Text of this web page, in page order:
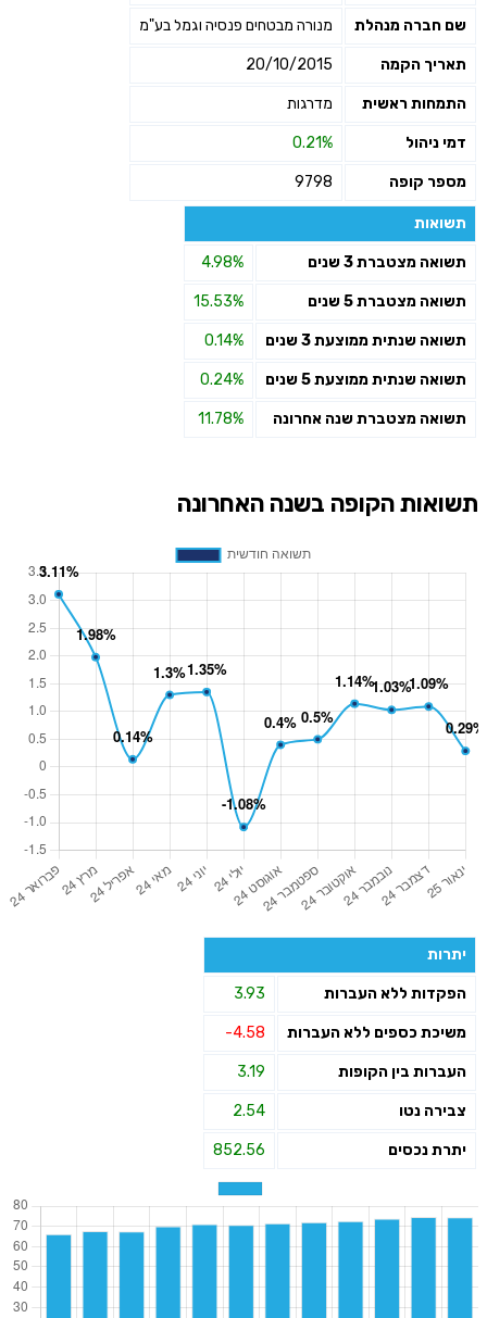
שם חברה מנהלת מנורה מבטחים פנסיה וגמל בע"מ
תאריך הקמה 20/10/2015
התמחות ראשית מדרגות
דמי ניהול 0.21%
מספר קופה 9798
תשואות
תשואה מצטברת 3 שנים 4.98%
תשואה מצטברת 5 שנים 15.53%
תשואה שנתית ממוצעת 3 שנים 0.14%
תשואה שנתית ממוצעת 5 שנים 0.24%
תשואה מצטברת שנה אחרונה 11.78%
תשואות הקופה בשנה האחרונה
יתרות
הפקדות ללא העברות 3.93
משיכת כספים ללא העברות -4.58
העברות בין הקופות 3.19
צבירה נטו 2.54
יתרת נכסים 852.56